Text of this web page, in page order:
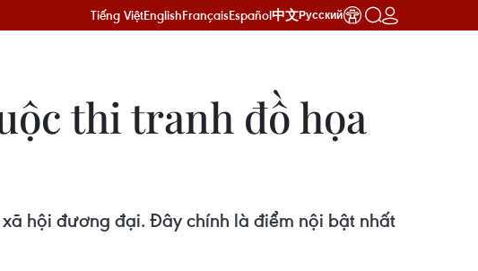
Tiếng ViệtEnglishFrançaisEspañol中文Русский
thi tranh đồ họa
hội đương đại. Đây chính là điểm nội bật nhất